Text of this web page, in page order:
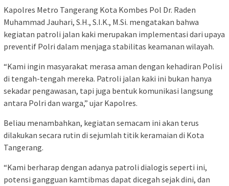
Kapolres Metro Tangerang Kota Kombes Pol Dr. Raden
Muhammad Jauhari, S.H., S.I.K., M.Si. mengatakan bahwa
kegiatan patroli jalan kaki merupakan implementasi dari upaya
preventif Polri dalam menjaga stabilitas keamanan wilayah.
“Kami ingin masyarakat merasa aman dengan kehadiran Polisi
di tengah-tengah mereka. Patroli jalan kaki ini bukan hanya
sekadar pengawasan, tapi juga bentuk komunikasi langsung
antara Polri dan warga,” ujar Kapolres.
Beliau menambahkan, kegiatan semacam ini akan terus
dilakukan secara rutin di sejumlah titik keramaian di Kota
Tangerang.
“Kami berharap dengan adanya patroli dialogis seperti ini,
potensi gangguan kamtibmas dapat dicegah sejak dini, dan